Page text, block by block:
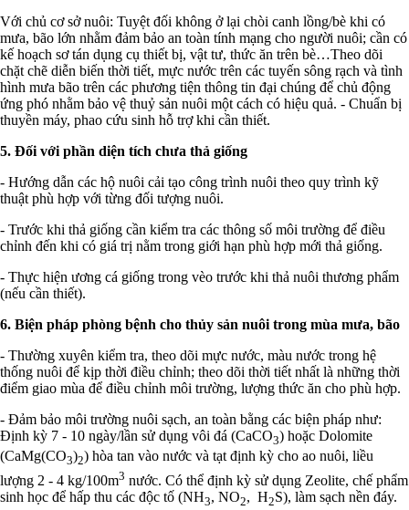
Với chủ cơ sở nuôi: Tuyệt đối không ở lại chòi canh lồng/bè khi có
mưa, bão lớn nhằm đảm bảo an toàn tính mạng cho người nuôi; cần có
kế hoạch sơ tán dụng cụ thiết bị, vật tư, thức ăn trên bè…Theo dõi
chặt chẽ diễn biến thời tiết, mực nước trên các tuyến sông rạch và tình
hình mưa bão trên các phương tiện thông tin đại chúng để chủ động
ứng phó nhằm bảo vệ thuỷ sản nuôi một cách có hiệu quả. - Chuẩn bị
thuyền máy, phao cứu sinh hỗ trợ khi cần thiết.
5. Đối với phần diện tích chưa thả giống
- Hướng dẫn các hộ nuôi cải tạo công trình nuôi theo quy trình kỹ
thuật phù hợp với từng đối tượng nuôi.
- Trước khi thả giống cần kiểm tra các thông số môi trường để điều
chỉnh đến khi có giá trị nằm trong giới hạn phù hợp mới thả giống.
- Thực hiện ương cá giống trong vèo trước khi thả nuôi thương phẩm
(nếu cần thiết).
6. Biện pháp phòng bệnh cho thủy sản nuôi trong mùa mưa, bão
- Thường xuyên kiểm tra, theo dõi mực nước, màu nước trong hệ
thống nuôi để kịp thời điều chỉnh; theo dõi thời tiết nhất là những thời
điểm giao mùa để điều chỉnh môi trường, lượng thức ăn cho phù hợp.
- Đảm bảo môi trường nuôi sạch, an toàn bằng các biện pháp như:
Định kỳ 7 - 10 ngày/lần sử dụng vôi đá (CaCO3) hoặc Dolomite
(CaMg(CO3)2) hòa tan vào nước và tạt định kỳ cho ao nuôi, liều
lượng 2 - 4 kg/100m3 nước. Có thể định kỳ sử dụng Zeolite, chế phẩm
sinh học để hấp thu các độc tố (NH3, NO2, H2S), làm sạch nền đáy.